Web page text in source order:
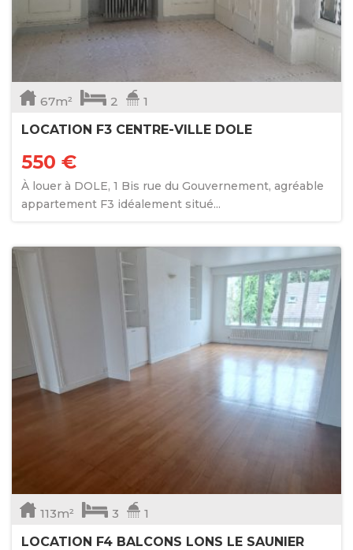
67m² 2
1
LOCATION F3 CENTRE-VILLE DOLE
550 €
À louer à DOLE, 1 Bis rue du Gouvernement, agréable
appartement F3 idéalement situé...
113m² 3
1
LOCATION F4 BALCONS LONS LE SAUNIER